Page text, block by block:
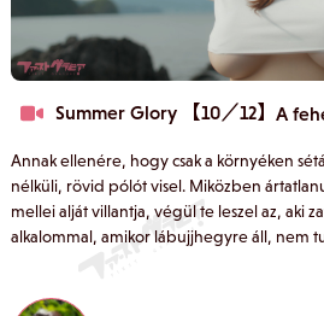
Summer Glory 【10／12】 A
Annak ellenére, hogy csak a környéken
nélküli, rövid pólót visel. Miközben
mellei alját villantja, végül te leszel az, aki
alkalommal, amikor lábujjhegyre áll, nem